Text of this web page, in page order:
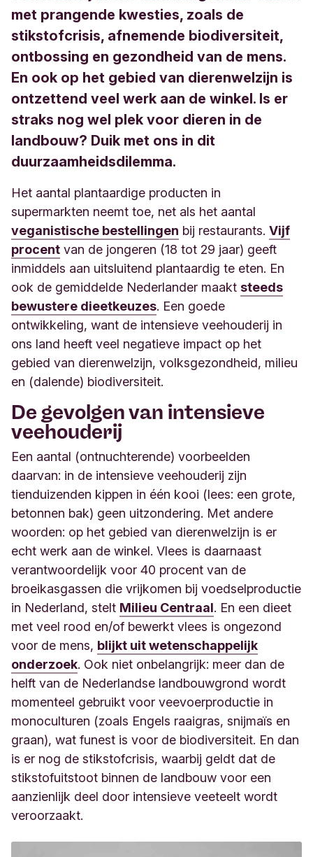
met prangende kwesties, zoals de
stikstofcrisis, afnemende biodiversiteit,
ontbossing en gezondheid van de mens.
En ook op het gebied van dierenwelzijn is
ontzettend veel werk aan de winkel. Is er
straks nog wel plek voor dieren in de
landbouw? Duik met ons in dit
duurzaamheidsdilemma.
Het aantal plantaardige producten in
supermarkten neemt toe, net als het aantal
veganistische bestellingen bij restaurants. Vijf
procent van de jongeren (18 tot 29 jaar) geeft
inmiddels aan uitsluitend plantaardig te eten. En
ook de gemiddelde Nederlander maakt steeds
bewustere dieetkeuzes. Een goede
ontwikkeling, want de intensieve veehouderij in
ons land heeft veel negatieve impact op het
gebied van dierenwelzijn, volksgezondheid, milieu
en (dalende) biodiversiteit.
De gevolgen van intensieve
veehouderij
Een aantal (ontnuchterende) voorbeelden
daarvan: in de intensieve veehouderij zijn
tienduizenden kippen in één kooi (lees: een grote,
betonnen bak) geen uitzondering. Met andere
woorden: op het gebied van dierenwelzijn is er
echt werk aan de winkel. Vlees is daarnaast
verantwoordelijk voor 40 procent van de
broeikasgassen die vrijkomen bij voedselproductie
in Nederland, stelt Milieu Centraal. En een dieet
met veel rood en/of bewerkt vlees is ongezond
voor de mens, blijkt uit wetenschappelijk
onderzoek. Ook niet onbelangrijk: meer dan de
helft van de Nederlandse landbouwgrond wordt
momenteel gebruikt voor veevoerproductie in
monoculturen (zoals Engels raaigras, snijmaïs en
graan), wat funest is voor de biodiversiteit. En dan
is er nog de stikstofcrisis, waarbij geldt dat de
stikstofuitstoot binnen de landbouw voor een
aanzienlijk deel door intensieve veeteelt wordt
veroorzaakt.